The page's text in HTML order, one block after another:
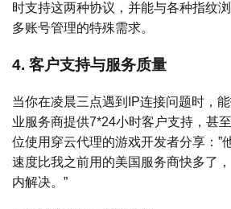
时支持这两种协议，并能与各种指纹
多账号管理的特殊需求。
4. 客户支持与服务质量
当你在凌晨三点遇到IP连接问题时，
业服务商提供7*24小时客户支持，甚
位使用穿云代理的游戏开发者分享：”
速度比我之前用的美国服务商快多了
内解决。”